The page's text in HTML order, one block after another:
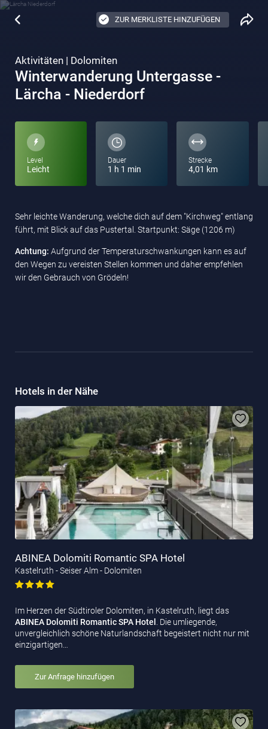
ZUR MERKLISTE HINZUFÜGEN
Aktivitäten | Dolomiten
Winterwanderung Untergasse -
Lärcha - Niederdorf
Level
Leicht
Dauer
1 h 1 min
Strecke
4,01 km
Sehr leichte Wanderung, welche dich auf dem "Kirchweg" entlang
führt, mit Blick auf das Pustertal. Startpunkt: Säge (1206 m)
Achtung: Aufgrund der Temperaturschwankungen kann es auf
den Wegen zu vereisten Stellen kommen und daher empfehlen
wir den Gebrauch von Grödeln!
Hotels in der Nähe
ABINEA Dolomiti Romantic SPA Hotel
Kastelruth - Seiser Alm - Dolomiten
Im Herzen der Südtiroler Dolomiten, in Kastelruth, liegt das
ABINEA Dolomiti Romantic SPA Hotel
. Die umliegende,
unvergleichlich schöne Naturlandschaft begeistert nicht nur mit
einzigartigen…
Zur Anfrage hinzufügen